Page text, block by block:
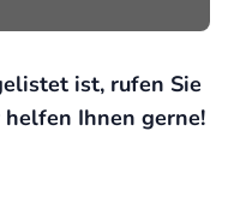
ist, rufen Sie
Ihnen gerne!